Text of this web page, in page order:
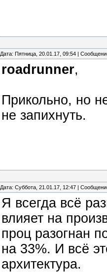
Дата: Пятница, 20.01.17, 09:54 |
roadrunner,
Прикольно, но
не запихнуть.
Дата: Суббота, 21.01.17, 12:47 |
Я всегда всё
влияет на
проц разогнан
на 33%. И всё
архитектура.